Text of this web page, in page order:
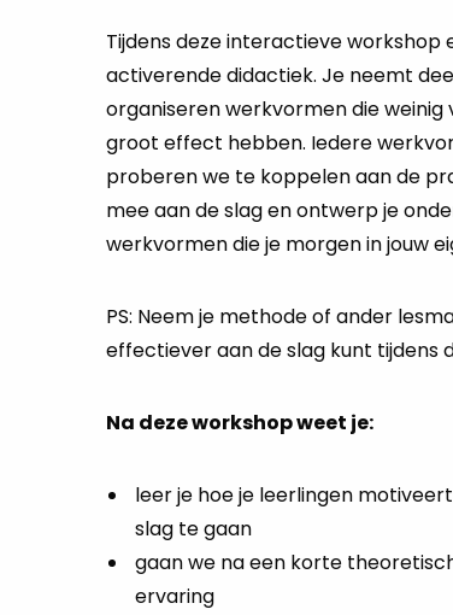
Tijdens deze interactieve workshop
activerende didactiek. Je neemt
organiseren werkvormen die
groot effect hebben. Iedere
proberen we te koppelen aan de
mee aan de slag en ontwerp je
werkvormen die je morgen in jouw
PS: Neem je methode of ander
effectiever aan de slag kunt tijdens
Na deze workshop weet je:
leer je hoe je leerlingen
slag te gaan
gaan we na een korte
ervaring